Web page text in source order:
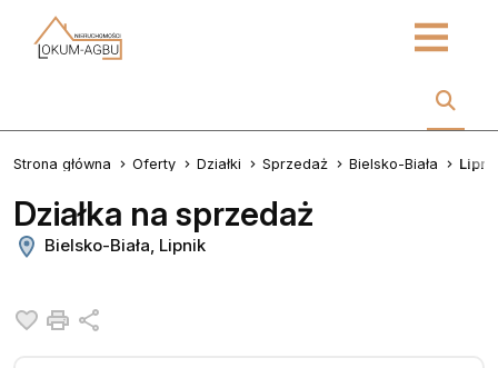
Strona główna Oferty Działki Sprzedaż Bielsko-Biała
Działka na sprzedaż
Bielsko-Biała, Lipnik
Dodaj do ulubionych
Drukuj